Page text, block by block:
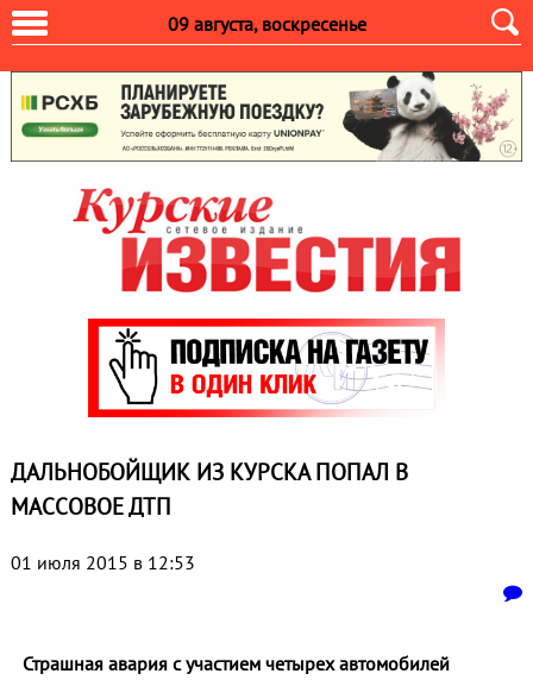
09 августа, воскресенье
ДАЛЬНОБОЙЩИК ИЗ КУРСКА ПОПАЛ В
МАССОВОЕ ДТП
01 июля 2015 в 12:53
Страшная авария с участием четырех автомобилей